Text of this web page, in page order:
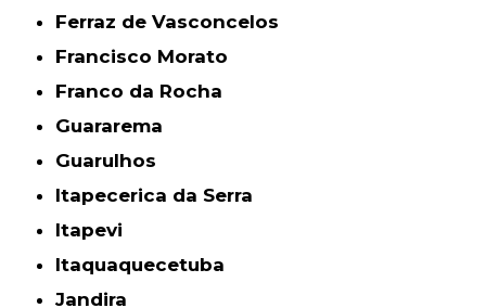
Ferraz de Vasconcelos
Francisco Morato
Franco da Rocha
Guararema
Guarulhos
Itapecerica da Serra
Itapevi
Itaquaquecetuba
Jandira